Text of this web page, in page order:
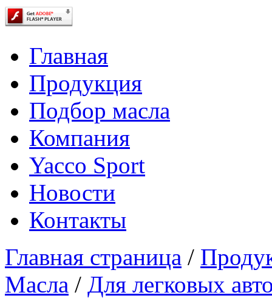
Главная
Продукция
Подбор масла
Компания
Yacco Sport
Новости
Контакты
Главная страница /
Масла / Для легковых